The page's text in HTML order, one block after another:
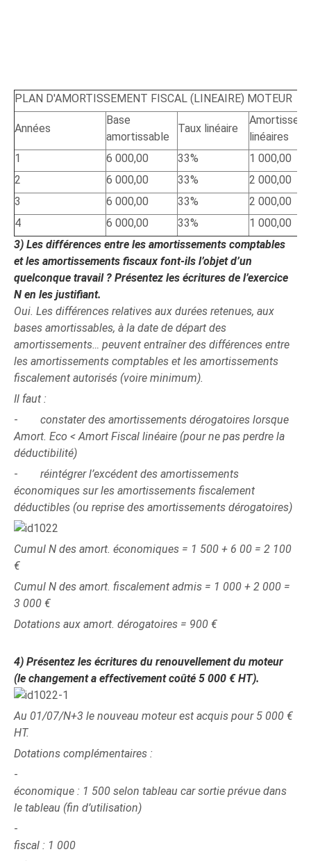
PLAN D'AMORTISSEMENT FISCAL (LINEAIRE) MOTEUR
Années
Base
amortissable
Taux linéaire
linéaires
1
6 000,00 33%
1 000,00
2
6 000,00 33%
2 000,00
3
6 000,00 33%
2 000,00
4
6 000,00 33%
1 000,00
3) Les différences entre les amortissements comptables
et les amortissements fiscaux font-ils l’objet d’un
quelconque travail ? Présentez les écritures de l’exercice
N en les justifiant.
Oui. Les différences relatives aux durées retenues, aux
bases amortissables, à la date de départ des
amortissements… peuvent entraîner des différences entre
les amortissements comptables et les amortissements
fiscalement autorisés (voire minimum).
Il faut :
-constater des amortissements dérogatoires lorsque
Amort. Eco < Amort Fiscal linéaire (pour ne pas perdre la
déductibilité)
-réintégrer l’excédent des amortissements
économiques sur les amortissements fiscalement
déductibles (ou reprise des amortissements dérogatoires)
Cumul N des amort. économiques = 1 500 + 6 00 = 2 100
€
Cumul N des amort. fiscalement admis = 1 000 + 2 000 =
3 000 €
Dotations aux amort. dérogatoires = 900 €
4) Présentez les écritures du renouvellement du moteur
(le changement a effectivement coûté 5 000 € HT).
Au 01/07/N+3 le nouveau moteur est acquis pour 5 000 €
HT.
Dotations complémentaires :
économique : 1 500 selon tableau car sortie prévue dans
le tableau (fin d’utilisation)
fiscal : 1 000